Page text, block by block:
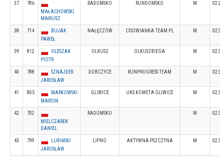
37
786
MAŁACHOWSKI
MARIUSZ
RADOMSKO RUNDOMSKO M
38 714
BUJAK
PAWEŁ
NAŁĘCZÓW CISOWIANKA TEAM PL M
39 812
OLESZAK
PIOTR
OLKUSZ OLKUSZBIEGA M
40 788
SZNAJDER
JAROSŁAW
DOBCZYCE RUNPROGRESS TEAM M
41 805
MARKOWSKI
MARCIN
GLIWICE UKS KOMETA GLIWICE M
42
702
MIELCZAREK
DANIEL
RADOMSKO M
43 799
LUBIŃSKI
JAROSŁAW
LIPNO AKTYWNA PSZCZYNA M